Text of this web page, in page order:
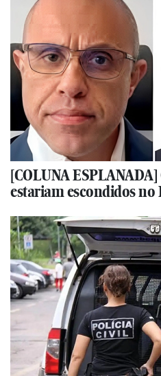
[COLUNA
estariam escondidos